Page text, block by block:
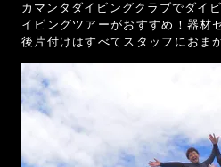
カマンタダイビングクラブでダイ
イビングツアーがおすすめ！器材
後片付けはすべてスタッフにおま
しさせていただきます！